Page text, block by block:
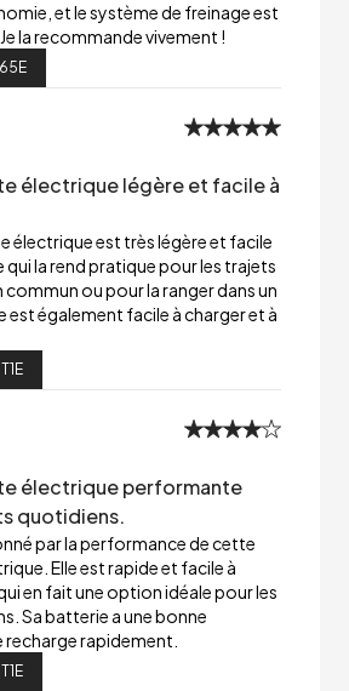
et le système de freinage est
la recommande vivement !
électrique légère et facile à
est très légère et facile
qui la rend pratique pour les trajets
ou pour la ranger dans un
est également facile à charger et à
électrique performante
quotidiens.
par la performance de cette
Elle est rapide et facile à
en fait une option idéale pour les
Sa batterie a une bonne
rapidement.